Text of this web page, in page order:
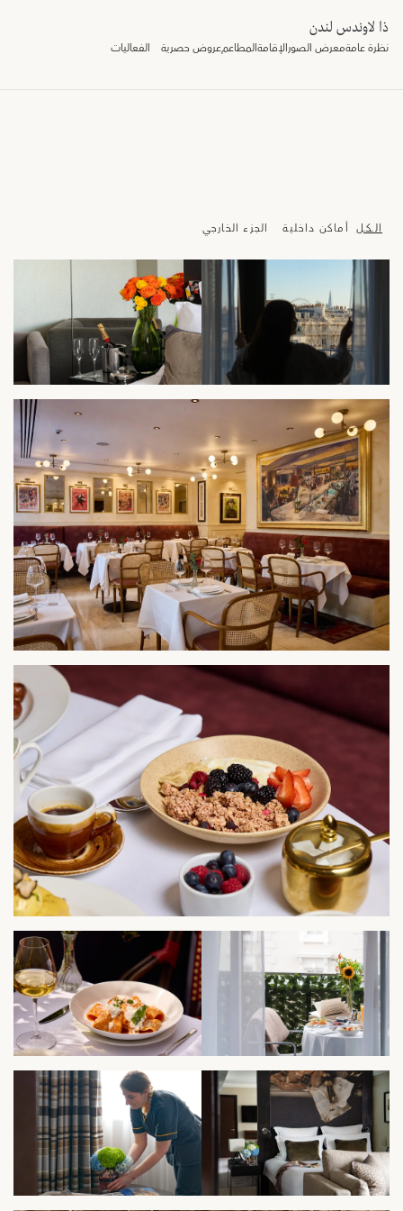
ذا لاوندس لندن
نظرة عامةمعرض الصورالإقامةالمطاعمعروض حصرية الفعاليات
الـكـل أماكن داخلية الجزء الخارجي